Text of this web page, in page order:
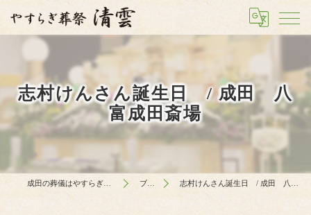
志村けんさん誕生日 / 成田 八
富成田斎場
成田の葬儀はやすらぎ葬祭 清雲 ブログ 志村けんさん誕生日 / 成田 八富成田斎場